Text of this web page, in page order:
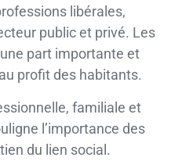
libérales,
public et privé. Les
part importante et
profit des habitants.
familiale et
l’importance des
du lien social.